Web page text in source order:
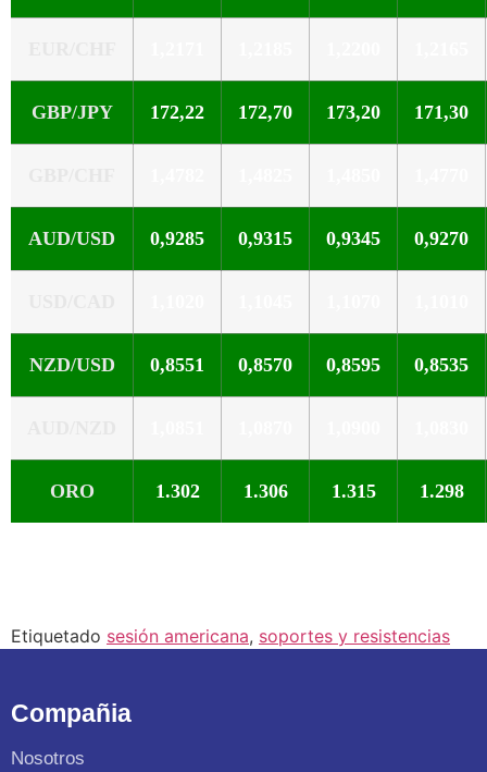
GBP/JPY 172,22 172,70 173,20 171,30
AUD/USD 0,9285 0,9315 0,9345 0,9270
NZD/USD 0,8551 0,8570 0,8595 0,8535
ORO 1.302 1.306 1.315 1.298
Etiquetado sesión americana, soportes y resistencias
Compañia
Nosotros